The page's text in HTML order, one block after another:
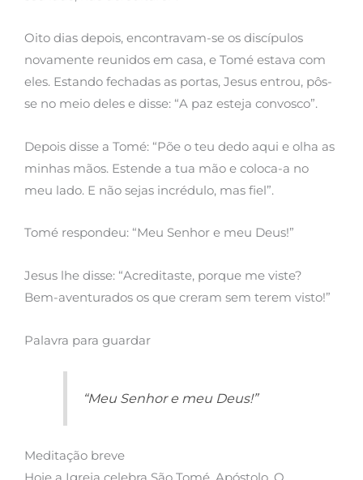
Oito dias depois, encontravam-se os discípulos
novamente reunidos em casa, e Tomé estava com
eles. Estando fechadas as portas, Jesus entrou, pôs-
se no meio deles e disse: “A paz esteja convosco”.
Depois disse a Tomé: “Põe o teu dedo aqui e olha as
minhas mãos. Estende a tua mão e coloca-a no
meu lado. E não sejas incrédulo, mas fiel”.
Tomé respondeu: “Meu Senhor e meu Deus!”
Jesus lhe disse: “Acreditaste, porque me viste?
Bem-aventurados os que creram sem terem visto!”
Palavra para guardar
“Meu Senhor e meu Deus!”
Meditação breve